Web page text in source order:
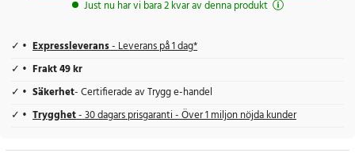
Just nu har vi bara 2 kvar av denna produkt
Expressleverans- Leverans på 1 dag*
Frakt 49 kr
Säkerhet- Certifierade av Trygg e-handel
Trygghet- 30 dagars prisgaranti - Över 1 miljon nöjda kunder